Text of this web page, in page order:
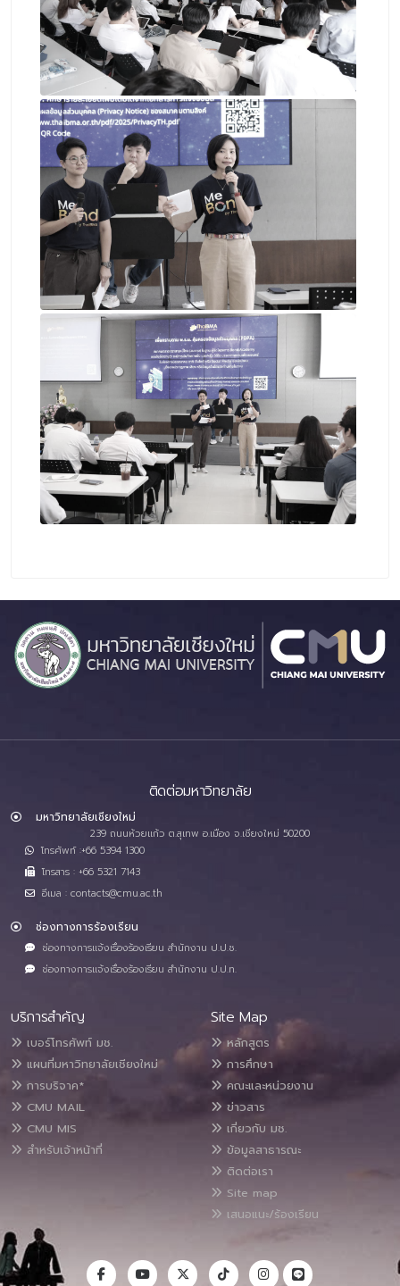
ติดต่อมหาวิทยาลัย
มหาวิทยาลัยเชียงใหม่
239 ถนนห้วยแก้ว ต.สุเทพ อ.เมือง จ.เชียงใหม่ 50200
โทรศัพท์ :+66 5394 1300
โทรสาร : +66 5321 7143
อีเมล : contacts@cmu.ac.th
ช่องทางการร้องเรียน
ช่องทางการแจ้งเรื่องร้องเรียน สำนักงาน ป.ป.ช.
ช่องทางการแจ้งเรื่องร้องเรียน สำนักงาน ป.ป.ท.
บริการสำคัญ
เบอร์โทรศัพท์ มช.
แผนที่มหาวิทยาลัยเชียงใหม่
การบริจาค*
CMU MAIL
CMU MIS
สำหรับเจ้าหน้าที่
Site Map
หลักสูตร
การศึกษา
คณะและหน่วยงาน
ข่าวสาร
เกี่ยวกับ มช.
ข้อมูลสาธารณะ
ติดต่อเรา
Site map
เสนอแนะ/ร้องเรียน